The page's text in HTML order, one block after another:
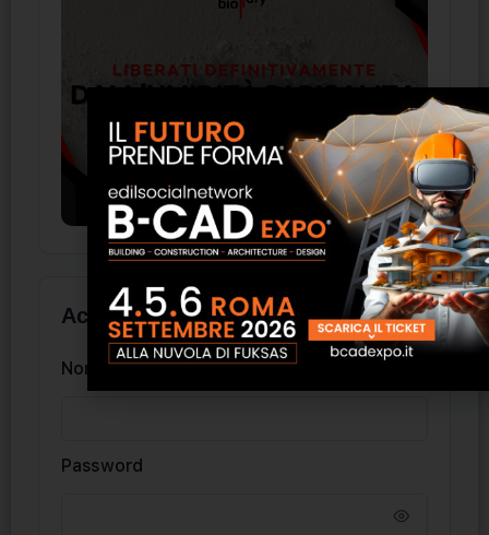
Accedi
Nome utente
Password